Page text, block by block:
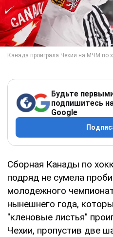
Будьте
подпишитесь
Google
Сборная Канады по
подряд не сумела
молодежного
нынешнего года,
"кленовые листья"
Чехии, пропустив две